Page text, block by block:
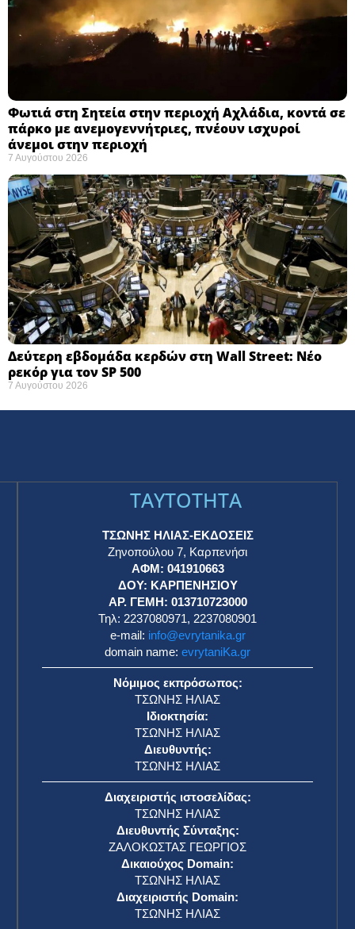
Φωτιά στη Σητεία στην περιοχή Αχλάδια, κοντά σε
πάρκο με ανεμογεννήτριες, πνέουν ισχυροί
άνεμοι στην περιοχή
7 Αυγούστου 2026
Δεύτερη εβδομάδα κερδών στη Wall Street: Νέο
ρεκόρ για τον SP 500
7 Αυγούστου 2026
TAYTOTHTA
ΤΣΩΝΗΣ ΗΛΙΑΣ-ΕΚΔΟΣΕΙΣ
Ζηνοπούλου 7, Καρπενήσι
ΑΦΜ: 041910663
ΔΟΥ: ΚΑΡΠΕΝΗΣΙΟΥ
ΑΡ. ΓΕΜΗ: 013710723000
Τηλ: 2237080971, 2237080901
e-mail: info@evrytanika.gr
domain name: evrytaniKa.gr
Νόμιμος εκπρόσωπος:
ΤΣΩΝΗΣ ΗΛΙΑΣ
Ιδιοκτησία:
ΤΣΩΝΗΣ ΗΛΙΑΣ
Διευθυντής:
ΤΣΩΝΗΣ ΗΛΙΑΣ
Διαχειριστής ιστοσελίδας:
ΤΣΩΝΗΣ ΗΛΙΑΣ
Διευθυντής Σύνταξης:
ΖΑΛΟΚΩΣΤΑΣ ΓΕΩΡΓΙΟΣ
Δικαιούχος Domain:
ΤΣΩΝΗΣ ΗΛΙΑΣ
Διαχειριστής Domain:
ΤΣΩΝΗΣ ΗΛΙΑΣ